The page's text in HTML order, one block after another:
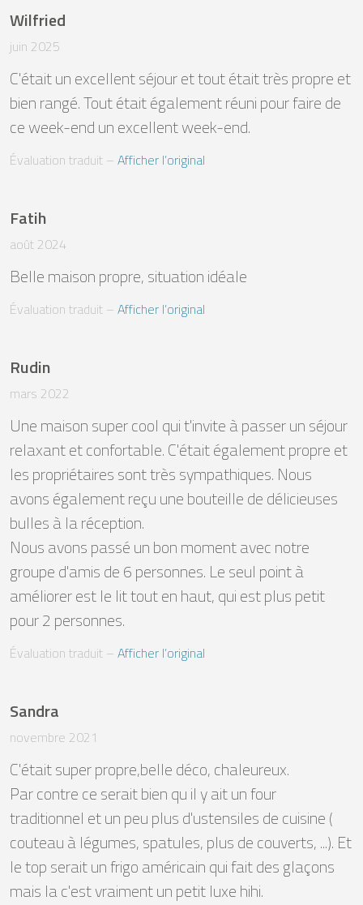
Wilfried
juin 2025
C'était un excellent séjour et tout était très propre et
bien rangé. Tout était également réuni pour faire de
ce week-end un excellent week-end.
Évaluation traduit – Afficher l’original
Fatih
août 2024
Belle maison propre, situation idéale
Évaluation traduit – Afficher l’original
Rudin
mars 2022
Une maison super cool qui t'invite à passer un séjour
relaxant et confortable. C'était également propre et
les propriétaires sont très sympathiques. Nous
avons également reçu une bouteille de délicieuses
bulles à la réception.
Nous avons passé un bon moment avec notre
groupe d'amis de 6 personnes. Le seul point à
améliorer est le lit tout en haut, qui est plus petit
pour 2 personnes.
Évaluation traduit – Afficher l’original
Sandra
novembre 2021
C'était super propre,belle déco, chaleureux.
Par contre ce serait bien qu il y ait un four
traditionnel et un peu plus d'ustensiles de cuisine (
couteau à légumes, spatules, plus de couverts, ...). Et
le top serait un frigo américain qui fait des glaçons
mais la c'est vraiment un petit luxe hihi.